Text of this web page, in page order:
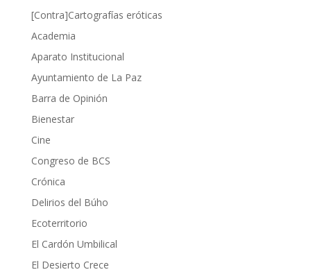
[Contra]Cartografías eróticas
Academia
Aparato Institucional
Ayuntamiento de La Paz
Barra de Opinión
Bienestar
Cine
Congreso de BCS
Crónica
Delirios del Búho
Ecoterritorio
El Cardón Umbilical
El Desierto Crece